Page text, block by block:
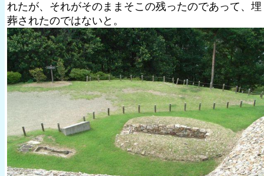
れたが、それがそのままそこの残ったのであって、埋
葬されたのではないと。